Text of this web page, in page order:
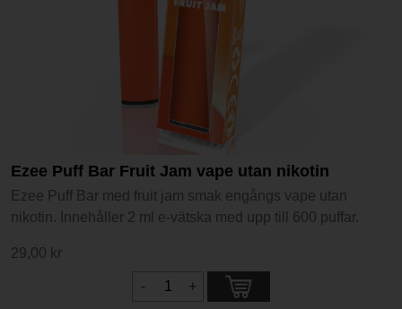
Ezee Puff Bar Fruit Jam vape utan nikotin
Ezee Puff Bar med fruit jam smak engångs vape utan
nikotin. Innehåller 2 ml e-vätska med upp till 600 puffar.
29,00 kr